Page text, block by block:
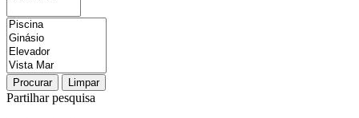
Procurar Limpar
Partilhar pesquisa